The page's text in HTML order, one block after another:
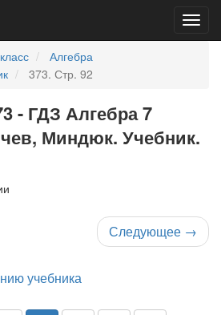
Алгебра
373. Стр. 92
- ГДЗ Алгебра 7
Миндюк. Учебник.
Следующее →
учебника